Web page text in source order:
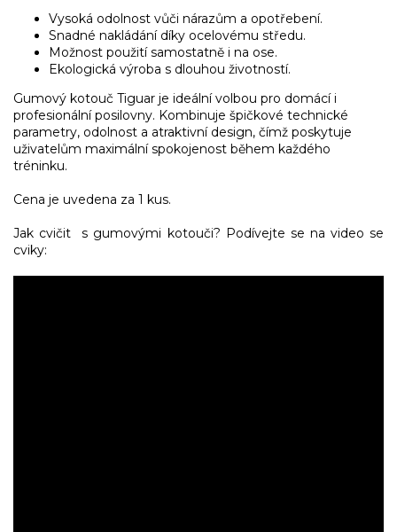
Vysoká odolnost vůči nárazům a opotřebení.
Snadné nakládání díky ocelovému středu.
Možnost použití samostatně i na ose.
Ekologická výroba s dlouhou životností.
Gumový kotouč Tiguar je ideální volbou pro domácí i
profesionální posilovny. Kombinuje špičkové technické
parametry, odolnost a atraktivní design, čímž poskytuje
uživatelům maximální spokojenost během každého
tréninku.
Cena je uvedena za 1 kus.
Jak cvičit s gumovými kotouči? Podívejte se na video se
cviky: